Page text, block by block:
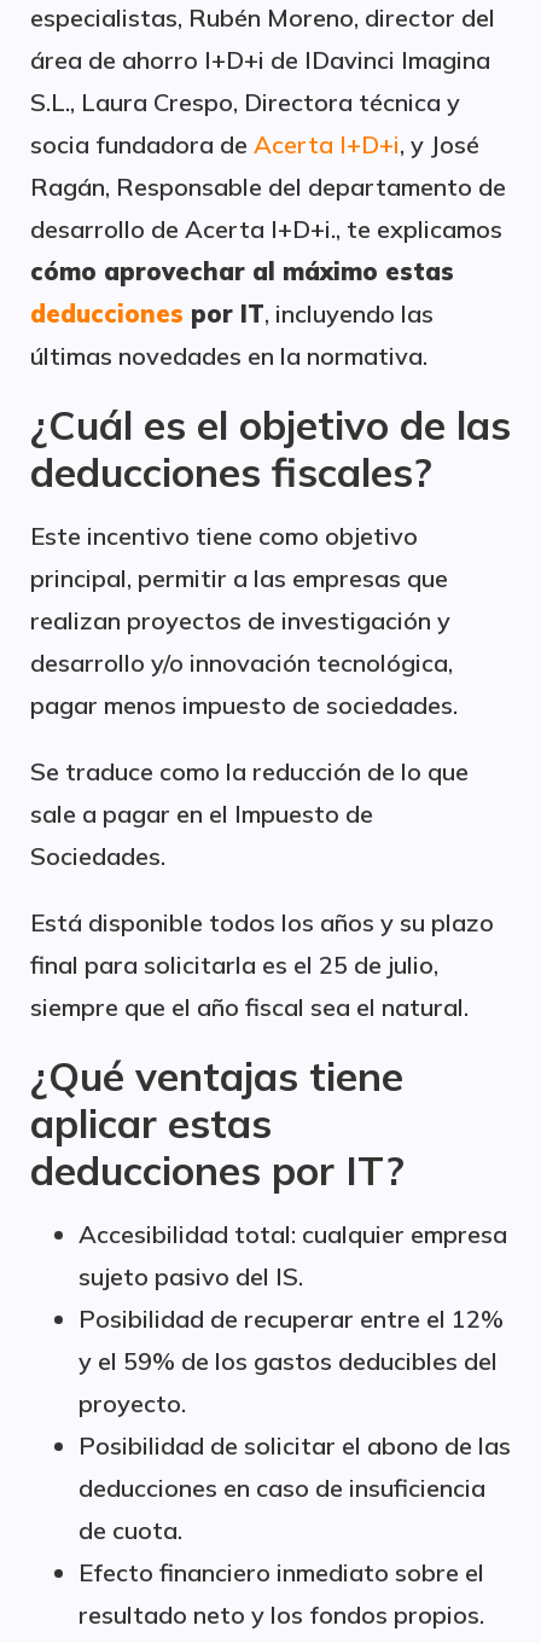
especialistas, Rubén Moreno, director del
área de ahorro I+D+i de IDavinci Imagina
S.L., Laura Crespo, Directora técnica y
socia fundadora de Acerta I+D+i, y José
Ragán, Responsable del departamento de
desarrollo de Acerta I+D+i., te explicamos
cómo aprovechar al máximo estas
deducciones por IT, incluyendo las
últimas novedades en la normativa.
¿Cuál es el objetivo de las
deducciones fiscales?
Este incentivo tiene como objetivo
principal, permitir a las empresas que
realizan proyectos de investigación y
desarrollo y/o innovación tecnológica,
pagar menos impuesto de sociedades.
Se traduce como la reducción de lo que
sale a pagar en el Impuesto de
Sociedades.
Está disponible todos los años y su plazo
final para solicitarla es el 25 de julio,
siempre que el año fiscal sea el natural.
¿Qué ventajas tiene
aplicar estas
deducciones por IT?
Accesibilidad total: cualquier empresa
sujeto pasivo del IS.
Posibilidad de recuperar entre el 12%
y el 59% de los gastos deducibles del
proyecto.
Posibilidad de solicitar el abono de las
deducciones en caso de insuficiencia
de cuota.
Efecto financiero inmediato sobre el
resultado neto y los fondos propios.